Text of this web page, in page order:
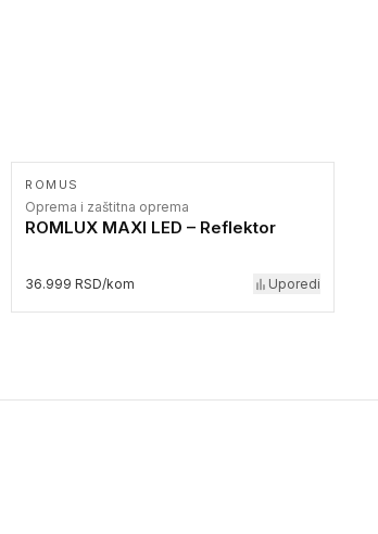
ROMUS
Oprema i zaštitna oprema
ROMLUX MAXI LED – Reflektor
36.999 RSD/kom Uporedi